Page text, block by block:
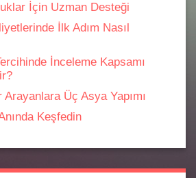
İçin Uzman Desteği
İlk Adım Nasıl
İnceleme Kapsamı
Arayanlara Üç Asya Yapımı
Keşfedin